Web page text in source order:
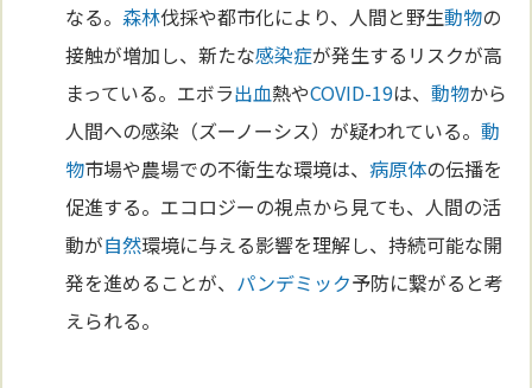
なる。 森林伐採や都市化により、人間と野生動物の
接触が増加し、新たな感染症が発生するリスクが高
まっている。エボラ出血熱やCOVID-19は、動物から
人間への感染（ズーノーシス）が疑われている。動
物市場や農場での不衛生な環境は、病原体の伝播を
促進する。エコロジーの視点から見ても、人間の活
動が自然環境に与える影響を理解し、持続可能な開
発を進めることが、 パンデミック予防に繋がると考
えられる。